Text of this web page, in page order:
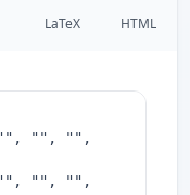
LaTeX HTML